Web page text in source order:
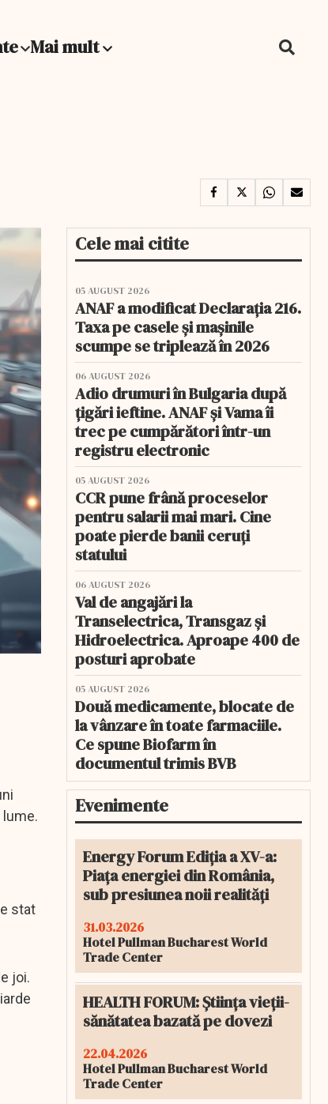
Mai mult
stat
joi.
Cele mai citite
05 AUGUST 2026
ANAF a modificat Declarația 216.
Taxa pe casele și mașinile
scumpe se triplează în 2026
06 AUGUST 2026
Adio drumuri în Bulgaria după
țigări ieftine. ANAF și Vama îi
trec pe cumpărători într-un
registru electronic
05 AUGUST 2026
CCR pune frână proceselor
pentru salarii mai mari. Cine
poate pierde banii ceruți
statului
06 AUGUST 2026
Val de angajări la
Transelectrica, Transgaz și
Hidroelectrica. Aproape 400 de
posturi aprobate
05 AUGUST 2026
Două medicamente, blocate de
la vânzare în toate farmaciile.
Ce spune Biofarm în
documentul trimis BVB
Evenimente
Energy Forum Ediția a XV-a:
Piața energiei din România,
sub presiunea noii realități
31.03.2026
Hotel Pullman Bucharest World
Trade Center
HEALTH FORUM: Știința vieții-
sănătatea bazată pe dovezi
22.04.2026
Hotel Pullman Bucharest World
Trade Center